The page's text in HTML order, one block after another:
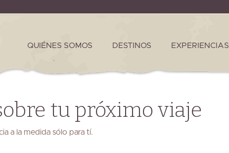
QUIÉNES SOMOS DESTINOS EXPERIENCIAS
tu próximo viaje
a la medida sólo para tí.